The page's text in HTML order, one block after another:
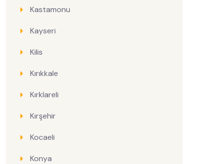
Kastamonu
Kayseri
Kilis
Kırıkkale
Kırklareli
Kırşehir
Kocaeli
Konya